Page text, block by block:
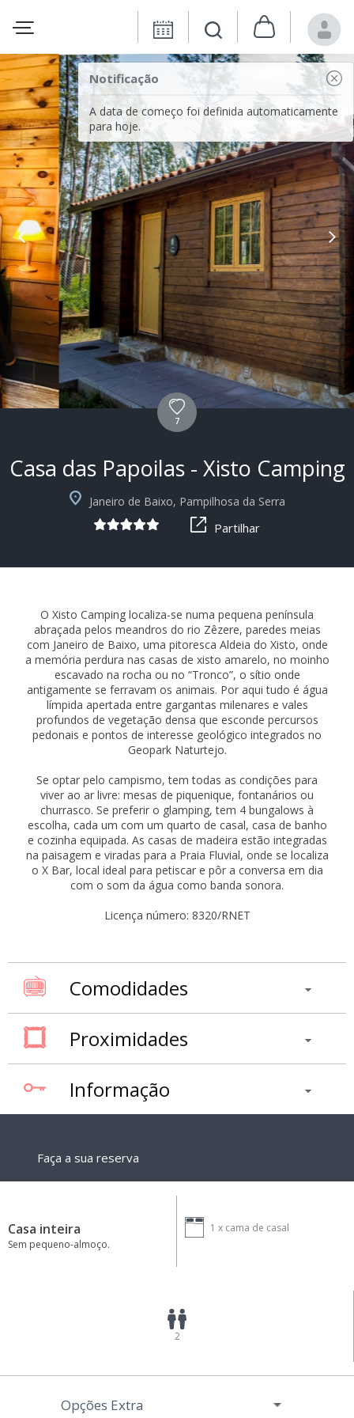
Notificação
A data de começo foi definida automaticamente
para hoje.
+4
7
Casa das Papoilas - Xisto Camping
Janeiro de Baixo, Pampilhosa da Serra
Partilhar
O Xisto Camping localiza-se numa pequena península
abraçada pelos meandros do rio Zêzere, paredes meias
com Janeiro de Baixo, uma pitoresca Aldeia do Xisto, onde
a memória perdura nas casas de xisto amarelo, no moinho
escavado na rocha ou no “Tronco”, o sítio onde
antigamente se ferravam os animais. Por aqui tudo é água
límpida apertada entre gargantas milenares e vales
profundos de vegetação densa que esconde percursos
pedonais e pontos de interesse geológico integrados no
Geopark Naturtejo.
Se optar pelo campismo, tem todas as condições para
viver ao ar livre: mesas de piquenique, fontanários ou
churrasco. Se preferir o glamping, tem 4 bungalows à
escolha, cada um com um quarto de casal, casa de banho
e cozinha equipada. As casas de madeira estão integradas
na paisagem e viradas para a Praia Fluvial, onde se localiza
o X Bar, local ideal para petiscar e pôr a conversa em dia
com o som da água como banda sonora.
Licença número: 8320/RNET
Comodidades
Proximidades
Informação
Faça a sua reserva
Casa inteira
Sem pequeno-almoço.
1 x cama de casal
2
Opções Extra